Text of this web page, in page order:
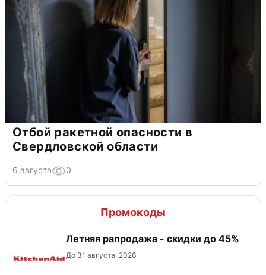
Отбой ракетной опасности в
Свердловской области
6 августа 0
Промокоды
Летняя рапродажа - скидки до 45%
До 31 августа, 2026